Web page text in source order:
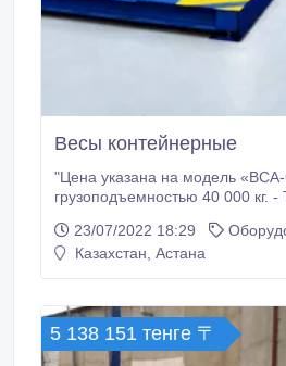
Весы контейнерные
"Цена указана на модель
грузоподъемностью 40 000 кг.
данных — автовесы фиксируют
результаты взвешиваний. -
Государственной поверкой на
23/07/2022 18:29
Казахстан, Астана
5 138 151 тенге 〒